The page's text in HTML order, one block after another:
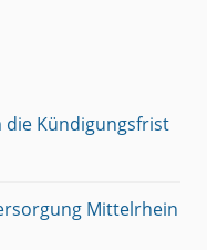
die Kündigungsfrist
Mittelrhein